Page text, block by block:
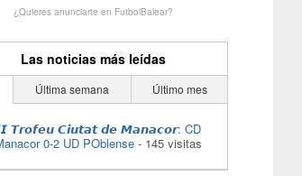
¿Quieres anunciarte en FutbolBalear?
Las noticias más leídas
Última semana Último mes
𝙏𝙧𝙤𝙛𝙚𝙪 𝘾𝙞𝙪𝙩𝙖𝙩 𝙙𝙚 𝙈𝙖𝙣𝙖𝙘𝙤𝙧: CD
0-2 UD POblense - 145 visitas